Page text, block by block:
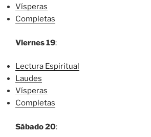
Vísperas
Completas
Viernes 19:
Lectura Espiritual
Laudes
Vísperas
Completas
Sábado 20: